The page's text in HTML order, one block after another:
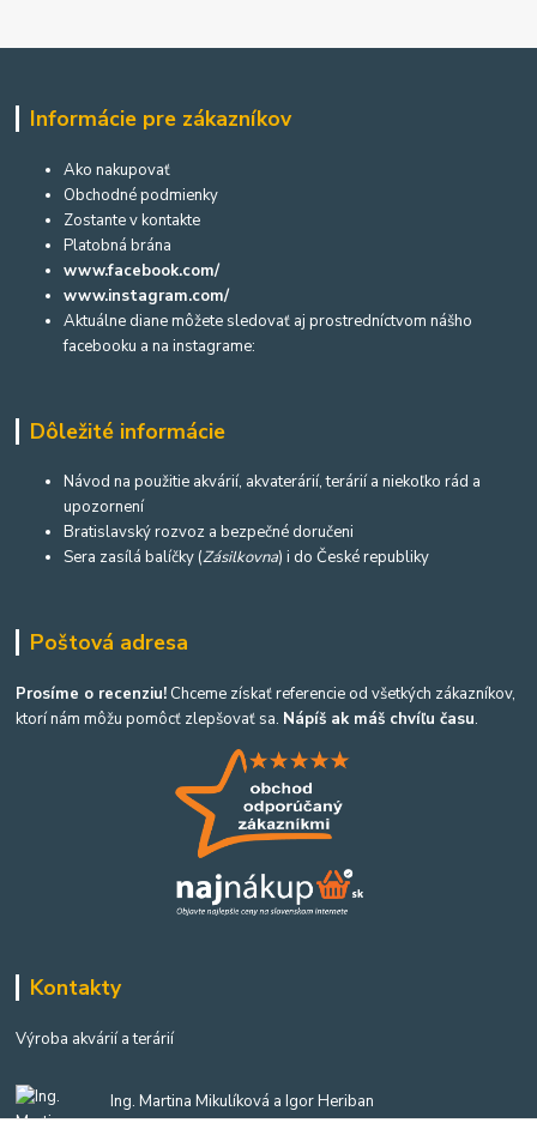
Informácie pre zákazníkov
Ako nakupovať
Obchodné podmienky
Zostante v kontakte
Platobná brána
www.facebook.com/
www.instagram.com/
Aktuálne diane môžete sledovať aj prostredníctvom nášho
facebooku a na instagrame:
Dôležité informácie
Návod na použitie akvárií, akvaterárií, terárií a niekoľko rád a
upozornení
Bratislavský rozvoz a bezpečné doručeni
Sera zasílá balíčky (Zásilkovna) i do České republiky
Poštová adresa
Prosíme o recenziu! Chceme získať referencie od všetkých zákazníkov,
ktorí nám môžu pomôcť zlepšovať sa. Nápíš ak máš chvíľu času.
Kontakty
Výroba akvárií a terárií
Ing. Martina Mikulíková a Igor Heriban